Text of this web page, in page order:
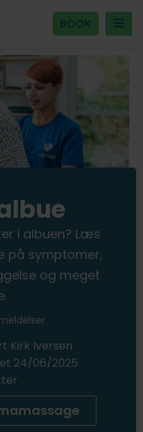
BOOK
i albuen? Læs
på symptomer,
og meget
Kirk Iversen
24/06/2025